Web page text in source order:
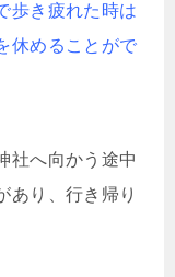
歩き疲れた時は
休めることがで
社へ向かう途中
あり、行き帰り